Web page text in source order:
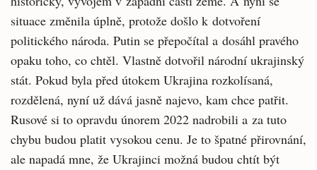
situace změnila úplně, protože došlo k dotvoření
politického národa. Putin se přepočítal a dosáhl pravého
opaku toho, co chtěl. Vlastně dotvořil národní ukrajinský
stát. Pokud byla před útokem Ukrajina rozkolísaná,
rozdělená, nyní už dává jasně najevo, kam chce patřit.
Rusové si to opravdu únorem 2022 nadrobili a za tuto
chybu budou platit vysokou cenu. Je to špatné přirovnání,
ale napadá mne, že Ukrajinci možná budou chtít být